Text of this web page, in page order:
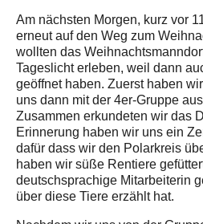
Am nächsten Morgen, kurz vor
erneut auf den Weg zum
wollten das
Tageslicht erleben, weil dann
geöffnet haben. Zuerst haben
uns dann mit der 4er-Gruppe
Zusammen erkundeten wir das
Erinnerung haben wir uns ein
dafür dass wir den Polarkreis
haben wir süße Rentiere
deutschsprachige Mitarbeiterin
über diese Tiere erzählt hat.